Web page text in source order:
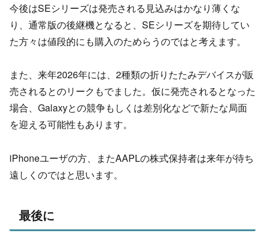
今後はSEシリーズは発売される見込みはかなり薄くな
り、通常版の後継機となると、SEシリーズを期待してい
た方々は値段的にも購入のためらうのではと考えます。
また、来年2026年には、2種類の折りたたみデバイスが販
売されるとのリークもでました。仮に発売されるとなった
場合、Galaxyとの競争もしくは差別化などで新たな局面
を迎える可能性もあります。
iPhoneユーザの方、またAAPLの株式保持者は来年が待ち
遠しくのではと思います。
最後に